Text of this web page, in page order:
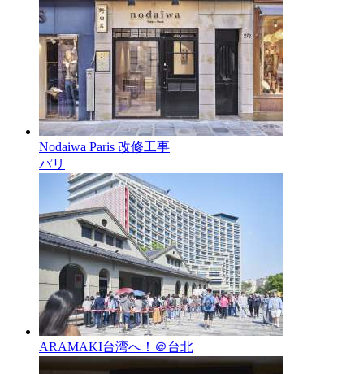
Nodaiwa Paris 改修工事
パリ
ARAMAKI台湾へ！＠台北